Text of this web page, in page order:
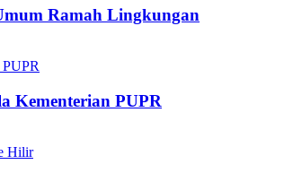
Ramah Lingkungan
Kementerian PUPR